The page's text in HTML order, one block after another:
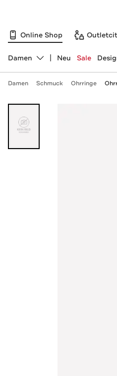
Online Shop
Abteilung ändern, ausgewählt:
Damen Neu Sale
Damen Schmuck Ohrringe